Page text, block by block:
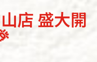
店 盛大開